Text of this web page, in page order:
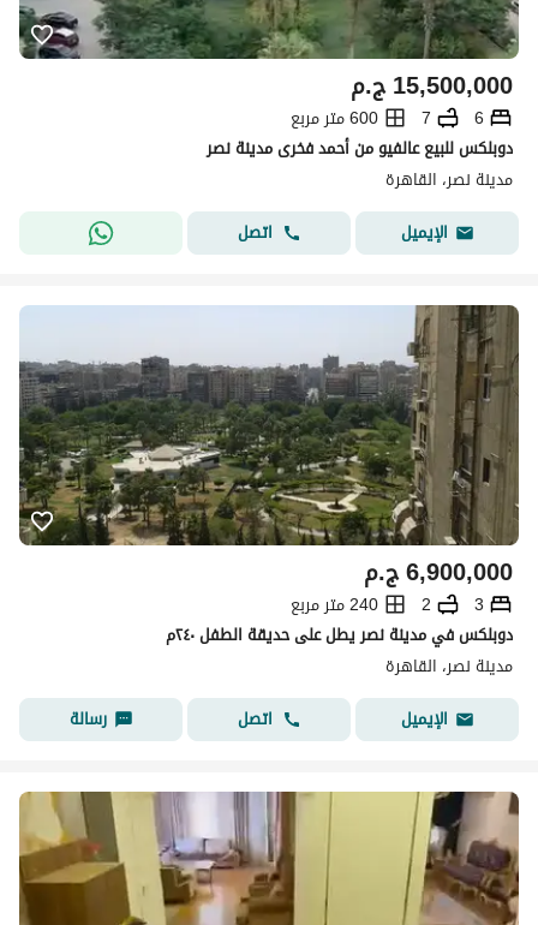
ج.م15,500,000
6
7
600 متر مربع
دوبلكس للبيع عالفيو من أحمد فخرى مدينة نصر
مدينة نصر، القاهرة
الإيميل
اتصل
ج.م6,900,000
3
2
240 متر مربع
دوبلكس في مدينة نصر يطل على حديقة الطفل ٢٤٠م
مدينة نصر، القاهرة
الإيميل
اتصل رسالة